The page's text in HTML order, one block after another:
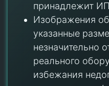
принадлежит
Изображения
указанные
незначительно
реального
избежания